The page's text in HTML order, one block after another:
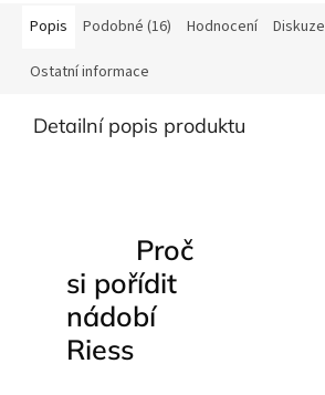
Popis Podobné (16) Hodnocení Diskuze
Ostatní informace
Detailní popis produktu
Proč
si pořídit
nádobí
Riess